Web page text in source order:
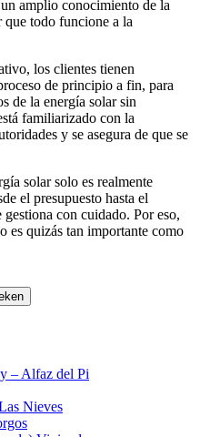
amplio conocimiento de la
que todo funcione a la
los clientes tienen
de principio a fin, para
de la energía solar sin
familiarizado con la
y se asegura de que se
solar solo es realmente
el presupuesto hasta el
con cuidado. Por eso,
es quizás tan importante como
– Alfaz del Pi
Nieves